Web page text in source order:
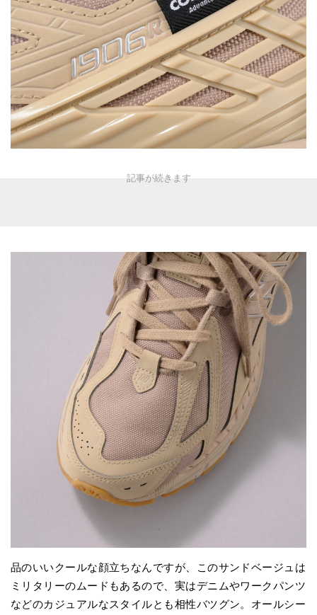
品のいいクールな顔立ちなんですが、このサンドベージュは
ミリタリーのムードもあるので、実はデニムやワークパンツ
などのカジュアルなスタイルとも相性バツグン。オールシー